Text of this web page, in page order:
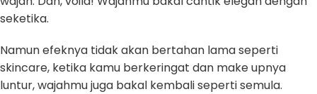
seketika.
Namun efeknya tidak akan bertahan lama seperti
skincare, ketika kamu berkeringat dan make upnya
luntur, wajahmu juga bakal kembali seperti semula.